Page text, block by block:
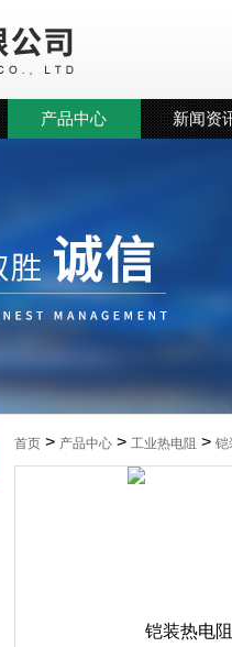
产品中心 新闻资
首页 > 产品中心 > 工业热电阻 > 铠